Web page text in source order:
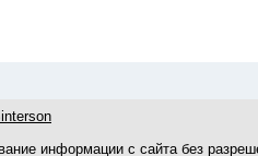
информации с сайта без